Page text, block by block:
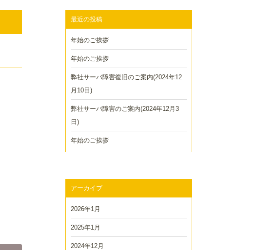
最近の投稿
年始のご挨拶
年始のご挨拶
弊社サーバ障害復旧のご案内(2024年12
月10日)
弊社サーバ障害のご案内(2024年12月3
日)
年始のご挨拶
アーカイブ
2026年1月
2025年1月
2024年12月